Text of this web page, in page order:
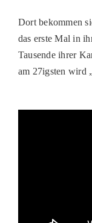
HELFER WERDEN
RATGEBER
Dort bekommen
das erste Mal in
Tausende ihrer
am 27igsten wird